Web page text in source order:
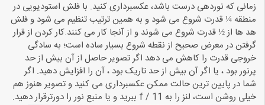
زمانی که نوردهی درست باشد، عکسبرداری کنید. با فلش استودیویی در
منطقه ¼ قدرت شروع می شود و به همین ترتیب تنظیم می شود و فلش
هد ها از ½ قدرت شروع می شوند و از آنجا کار می کنند.کار کردن از قرار
گرفتن در معرض صحیح از نقطه شروع بسیار ساده است؛ به سادگی
خروجی قدرت را کاهش می دهد اگر تصویر حاصل از آن بیش از حد
پرنور بود ، یا اگر آن بیش از حد تاریک بود ، آن را افزایش دهید. اگر
شما در پایین ترین حالت ممکن عکسبرداری می کنید و تصویر هنوز هم
خیلی روشن است، لنز را به f / 11 ببرید و یا منبع نور را دورترقرار دهید.